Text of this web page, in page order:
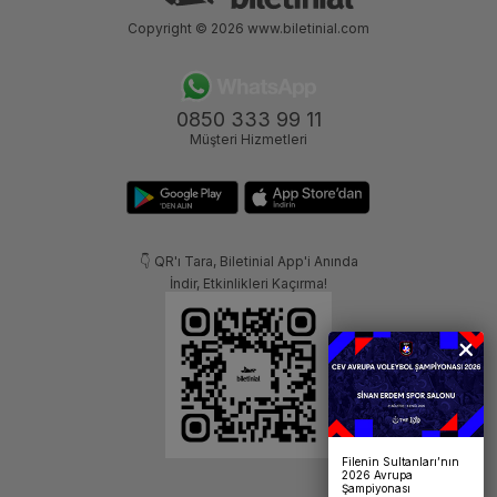
0850 333 99 11
Müşteri Hizmetleri
👇 QR'ı Tara, Biletinial App'i Anında
İndir, Etkinlikleri Kaçırma!
Copyright © 2026 www.biletinial.com
Filenin Sultanları’nın
2026 Avrupa
Şampiyonası